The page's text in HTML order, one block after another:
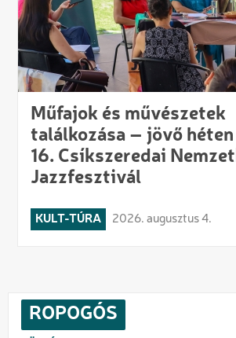
Műfajok és művészetek
találkozása – jövő
16. Csíkszeredai
Jazzfesztivál
KULT-TÚRA 2026. augusztus 4.
ROPOGÓS